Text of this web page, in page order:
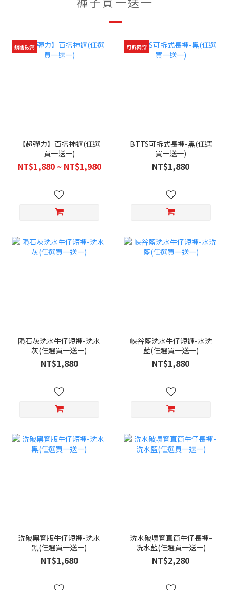
銷售破萬
【超彈力】百搭神褲(任選
買一送一)
NT$1,880 ~ NT$1,980
可拆兩穿
BTTS可拆式長褲-黑(任選
買一送一)
NT$1,880
隕石灰洗水牛仔短褲-洗水
灰(任選買一送一)
NT$1,880
峽谷藍洗水牛仔短褲-水洗
藍(任選買一送一)
NT$1,880
洗破黑寬版牛仔短褲-洗水
黑(任選買一送一)
NT$1,680
洗水破壞寬直筒牛仔長褲-
洗水藍(任選買一送一)
NT$2,280